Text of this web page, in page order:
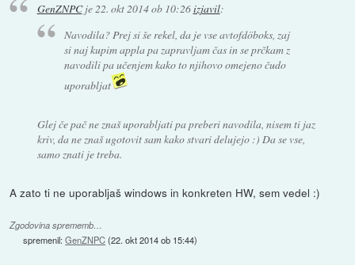
GenZNPCje22. okt 2014 ob 10:26izjavil:
Navodila? Prej si še rekel, da je vse avtofdöboks, zaj
si naj kupim appla pa zapravljam čas in se prčkam z
navodili pa učenjem kako to njihovo omejeno čudo
uporabljat
Glej če pač ne znaš uporabljati pa preberi navodila, nisem ti jaz
kriv, da ne znaš ugotovit sam kako stvari delujejo :) Da se vse,
samo znati je treba.
A zato ti ne uporabljaš windows in konkreten HW, sem vedel :)
Zgodovina sprememb…
spremenil:GenZNPC(22. okt 2014 ob 15:44)